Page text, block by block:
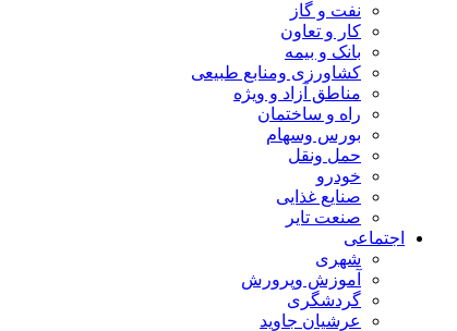
نفت و گاز
کار و تعاون
بانک و بیمه
کشاورزی ومنابع طبیعی
مناطق آزاد و ویژه
راه و ساختمان
بورس وسهام
حمل ونقل
خودرو
صنایع غذایی
صنعت تایر
اجتماعی
شهری
آموزش وپرورش
گردشگری
عرشیان جاوید